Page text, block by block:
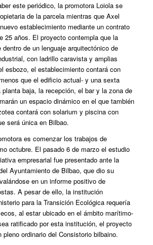
este periódico, la promotora Loiola se
de la parcela mientras que Axel
establecimiento mediante un contrato
25 años. El proyecto contempla que la
de un lenguaje arquitectónico de
con ladrillo caravista y amplias
esbozo, el establecimiento contará con
que el edificio actual- y una sexta
planta baja, la recepción, el bar y la zona de
un espacio dinámico en el que también
contará con solarium y piscina con
será única en Bilbao.
es comenzar los trabajos de
octubre. El pasado 6 de marzo el estudio
empresarial fue presentado ante la
Ayuntamiento de Bilbao, que dio su
en un informe positivo de
A pesar de ello, la institución
para la Transición Ecológica requería
al estar ubicado en el ámbito marítimo-
ratificado por esta institución, el proyecto
pleno ordinario del Consistorio bilbaino.